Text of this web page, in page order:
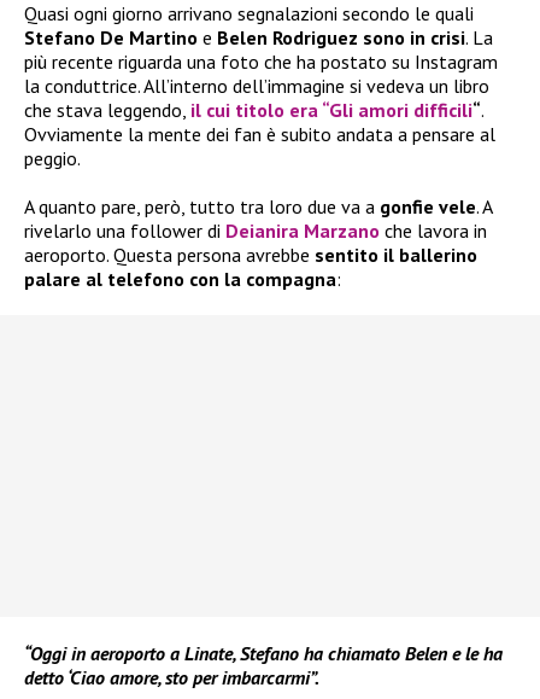
Quasi ogni giorno arrivano segnalazioni secondo le quali
Stefano De Martino e Belen Rodriguez sono in crisi. La
più recente riguarda una foto che ha postato su Instagram
la conduttrice. All’interno dell’immagine si vedeva un libro
che stava leggendo, il cui titolo era “Gli amori difficili“.
Ovviamente la mente dei fan è subito andata a pensare al
peggio.
A quanto pare, però, tutto tra loro due va a gonfie vele. A
rivelarlo una follower di Deianira Marzano che lavora in
aeroporto. Questa persona avrebbe sentito il ballerino
palare al telefono con la compagna:
“Oggi in aeroporto a Linate, Stefano ha chiamato Belen e le ha
detto ‘Ciao amore, sto per imbarcarmi”.